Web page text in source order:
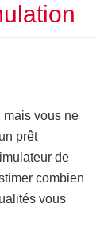
mais vous ne
prêt
de
combien
vous